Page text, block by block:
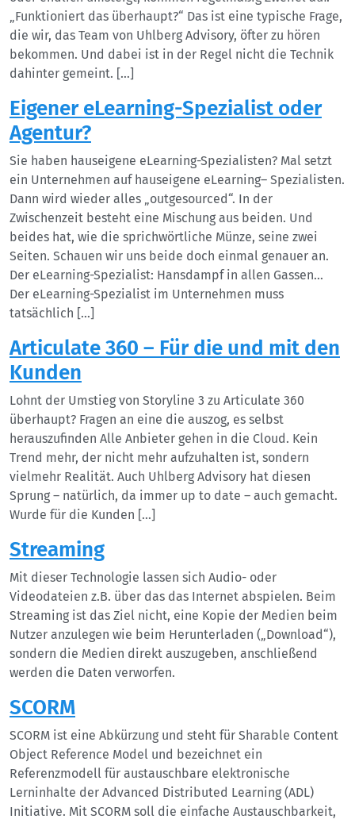
„Funktioniert das überhaupt?“ Das ist eine typische Frage,
die wir, das Team von Uhlberg Advisory, öfter zu hören
bekommen. Und dabei ist in der Regel nicht die Technik
dahinter gemeint. […]
Eigener eLearning-Spezialist oder
Agentur?
Sie haben hauseigene eLearning-Spezialisten? Mal setzt
ein Unternehmen auf hauseigene eLearning– Spezialisten.
Dann wird wieder alles „outgesourced“. In der
Zwischenzeit besteht eine Mischung aus beiden. Und
beides hat, wie die sprichwörtliche Münze, seine zwei
Seiten. Schauen wir uns beide doch einmal genauer an.
Der eLearning-Spezialist: Hansdampf in allen Gassen…
Der eLearning-Spezialist im Unternehmen muss
tatsächlich […]
Articulate 360 – Für die und mit den
Kunden
Lohnt der Umstieg von Storyline 3 zu Articulate 360
überhaupt? Fragen an eine die auszog, es selbst
herauszufinden Alle Anbieter gehen in die Cloud. Kein
Trend mehr, der nicht mehr aufzuhalten ist, sondern
vielmehr Realität. Auch Uhlberg Advisory hat diesen
Sprung – natürlich, da immer up to date – auch gemacht.
Wurde für die Kunden […]
Streaming
Mit dieser Technologie lassen sich Audio- oder
Videodateien z.B. über das das Internet abspielen. Beim
Streaming ist das Ziel nicht, eine Kopie der Medien beim
Nutzer anzulegen wie beim Herunterladen („Download“),
sondern die Medien direkt auszugeben, anschließend
werden die Daten verworfen.
SCORM
SCORM ist eine Abkürzung und steht für Sharable Content
Object Reference Model und bezeichnet ein
Referenzmodell für austauschbare elektronische
Lerninhalte der Advanced Distributed Learning (ADL)
Initiative. Mit SCORM soll die einfache Austauschbarkeit,